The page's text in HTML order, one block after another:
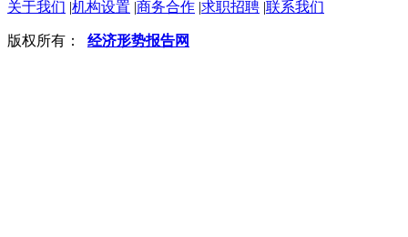
关于我们 |机构设置 |商务合作 |求职招聘 |联系我们
版权所有： 经济形势报告网